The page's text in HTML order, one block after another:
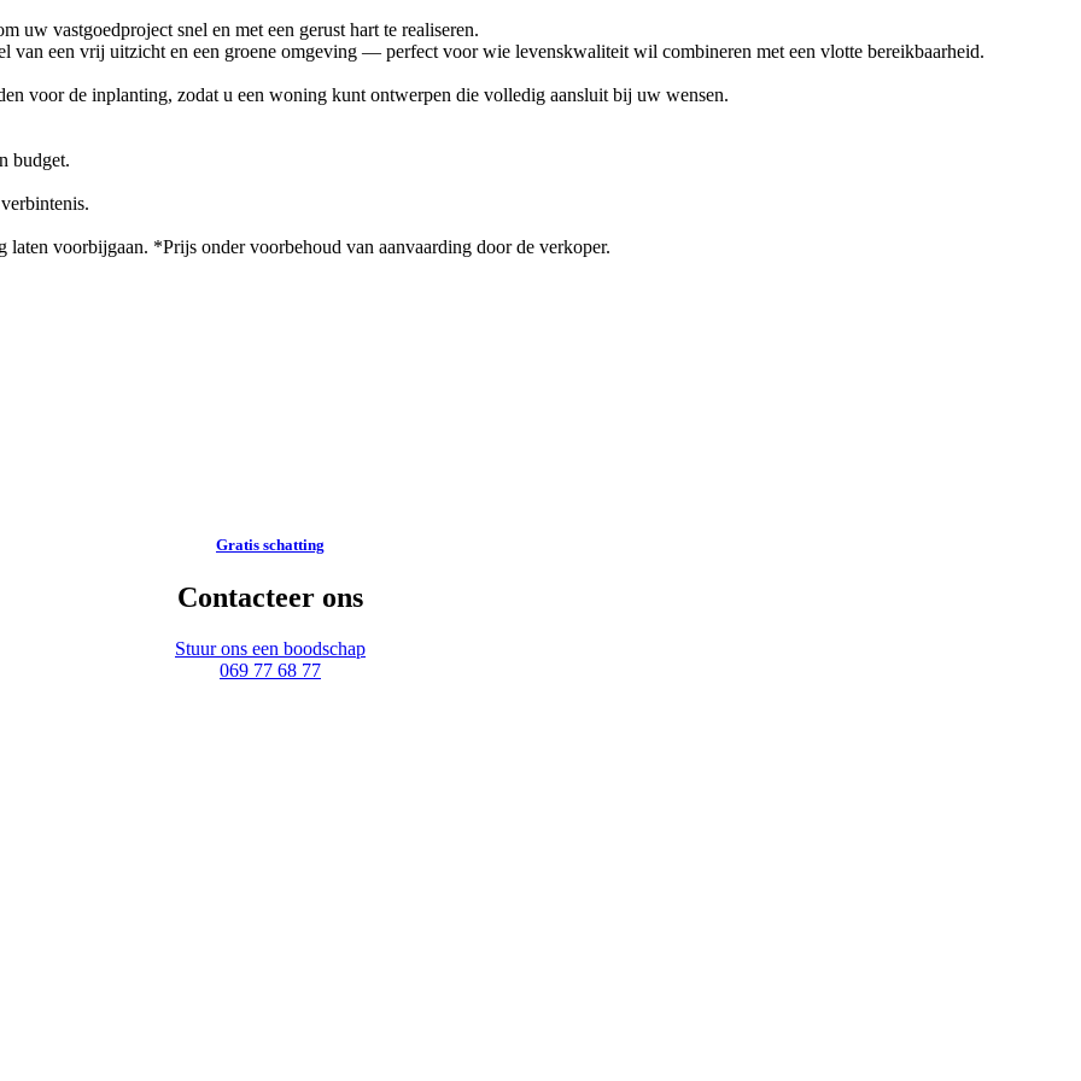
uw vastgoedproject snel en met een gerust hart te realiseren.
van een vrij uitzicht en een groene omgeving — perfect voor wie levenskwaliteit wil combineren met een vlotte bereikbaarheid.
voor de inplanting, zodat u een woning kunt ontwerpen die volledig aansluit bij uw wensen.
budget.
voorbijgaan. *Prijs onder voorbehoud van aanvaarding door de verkoper.
Gratis schatting
Contacteer ons
Stuur ons een boodschap
069 77 68 77